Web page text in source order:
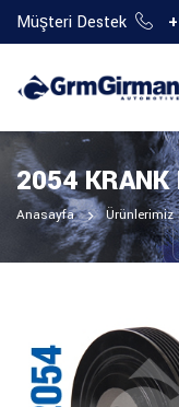
Müşteri Destek
2054 KRANK
Anasayfa Ürünlerimiz